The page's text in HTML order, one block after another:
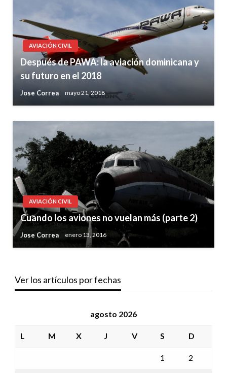
AVIACIÓN CIVIL
Después de PAWA: la aviación dominicana y
su futuro en el 2018
Jose Correa mayo 21, 2018
AVIACIÓN CIVIL
Cuando los aviones no vuelan más (parte 2)
Jose Correa enero 13, 2016
Ver los artículos por fechas
agosto 2026
L M X J V S D
1 2